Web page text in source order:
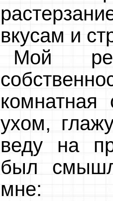
вкусам и
Мой
ухом,
веду на
был
мне: